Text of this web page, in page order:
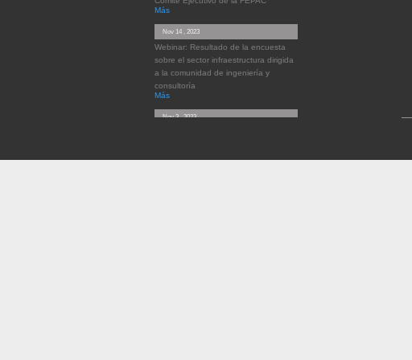
Más
Nov 14 , 2023
Webinar: Resultado de la encuesta
sobre el sector infraestructura dirigida
a la comunidad de ingeniería y
consultoría
Más
Nov 3 , 2023
DE LAS INGENIERÍAS EN